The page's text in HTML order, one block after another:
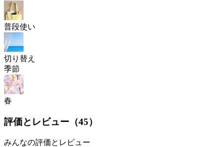
普段使い
切り替え
季節
春
評価とレビュー（45）
みんなの評価とレビュー